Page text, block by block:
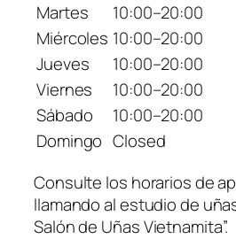
Martes
10:00–20:00
Miércoles 10:00–20:00
Jueves
10:00–20:00
Viernes
10:00–20:00
Sábado
10:00–20:00
Domingo Closed
Consulte los horarios de
llamando al estudio de
Salón de Uñas Vietnamita”.